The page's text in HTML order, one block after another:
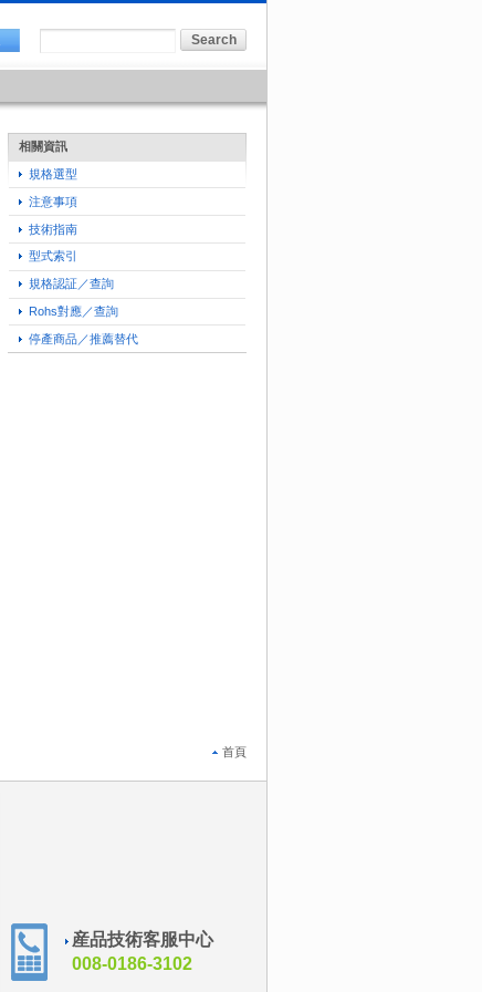
相關資訊
規格選型
注意事項
技術指南
型式索引
規格認証／查詢
Rohs對應／查詢
停產商品／推薦替代
首頁
産品技術客服中心
008-0186-3102